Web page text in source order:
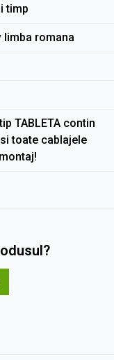
timp
limba romana
TABLETA contin
toate cablajele